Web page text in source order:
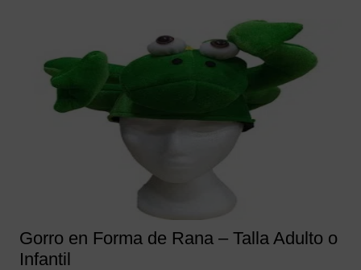
Gorro en Forma de Rana – Talla Adulto o
Infantil